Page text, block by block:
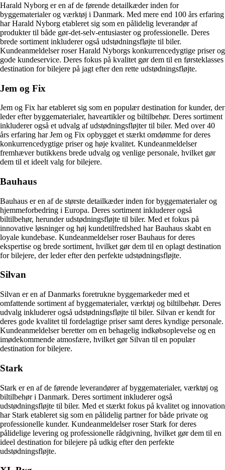
Harald Nyborg er en af de førende detailkæder inden for
byggematerialer og værktøj i Danmark. Med mere end 100 års erfaring
har Harald Nyborg etableret sig som en pålidelig leverandør af
produkter til både gør-det-selv-entusiaster og professionelle. Deres
brede sortiment inkluderer også udstødningsfløjte til biler.
Kundeanmeldelser roser Harald Nyborgs konkurrencedygtige priser og
gode kundeservice. Deres fokus på kvalitet gør dem til en førsteklasses
destination for bilejere på jagt efter den rette udstødningsfløjte.
Jem og Fix
Jem og Fix har etableret sig som en populær destination for kunder, der
leder efter byggematerialer, haveartikler og biltilbehør. Deres sortiment
inkluderer også et udvalg af udstødningsfløjter til biler. Med over 40
års erfaring har Jem og Fix opbygget et stærkt omdømme for deres
konkurrencedygtige priser og høje kvalitet. Kundeanmeldelser
fremhæver butikkens brede udvalg og venlige personale, hvilket gør
dem til et ideelt valg for bilejere.
Bauhaus
Bauhaus er en af de største detailkæder inden for byggematerialer og
hjemmeforbedring i Europa. Deres sortiment inkluderer også
biltilbehør, herunder udstødningsfløjte til biler. Med et fokus på
innovative løsninger og høj kundetilfredshed har Bauhaus skabt en
loyale kundebase. Kundeanmeldelser roser Bauhaus for deres
ekspertise og brede sortiment, hvilket gør dem til en oplagt destination
for bilejere, der leder efter den perfekte udstødningsfløjte.
Silvan
Silvan er en af Danmarks foretrukne byggemarkeder med et
omfattende sortiment af byggematerialer, værktøj og biltilbehør. Deres
udvalg inkluderer også udstødningsfløjte til biler. Silvan er kendt for
deres gode kvalitet til fordelagtige priser samt deres kyndige personale.
Kundeanmeldelser beretter om en behagelig indkøbsoplevelse og en
imødekommende atmosfære, hvilket gør Silvan til en populær
destination for bilejere.
Stark
Stark er en af de førende leverandører af byggematerialer, værktøj og
biltilbehør i Danmark. Deres sortiment inkluderer også
udstødningsfløjte til biler. Med et stærkt fokus på kvalitet og innovation
har Stark etableret sig som en pålidelig partner for både private og
professionelle kunder. Kundeanmeldelser roser Stark for deres
pålidelige levering og professionelle rådgivning, hvilket gør dem til en
ideel destination for bilejere på udkig efter den perfekte
udstødningsfløjte.